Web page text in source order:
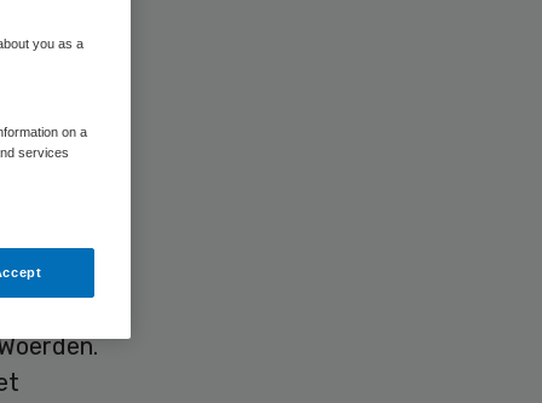
you as a
on a
services